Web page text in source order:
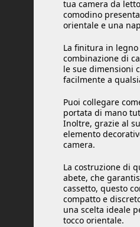
tua camera da
comodino
orientale e una
La finitura in
combinazione di
le sue dimensioni
facilmente a
Puoi collegare
portata di mano
Inoltre, grazie al
elemento
camera.
La costruzione di
abete, che
cassetto, questo
compatto e
una scelta ideale
tocco orientale.